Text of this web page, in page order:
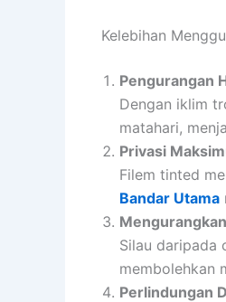
Kelebihan
Pengurangan
Dengan iklim
matahari,
Privasi
Filem tinted
Bandar Utama
Silau daripada
membolehkan
Perlindungan